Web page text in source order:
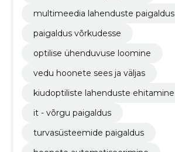
multimeedia lahenduste paigaldus
paigaldus võrkudesse
optilise ühenduvuse loomine
vedu hoonete sees ja väljas
kiudoptiliste lahenduste ehitamine
it - võrgu paigaldus
turvasüsteemide paigaldus